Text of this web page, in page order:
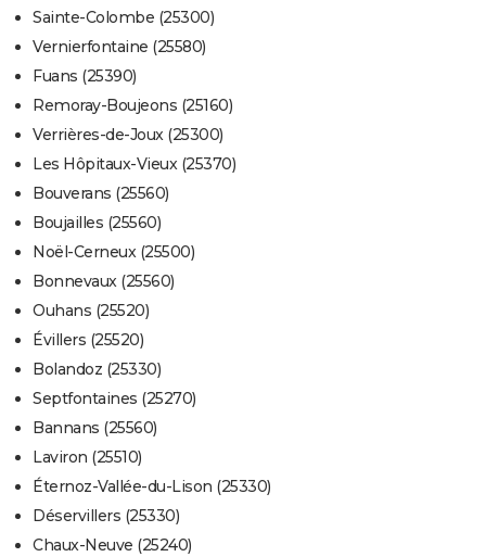
Sainte-Colombe (25300)
Vernierfontaine (25580)
Fuans (25390)
Remoray-Boujeons (25160)
Verrières-de-Joux (25300)
Les Hôpitaux-Vieux (25370)
Bouverans (25560)
Boujailles (25560)
Noël-Cerneux (25500)
Bonnevaux (25560)
Ouhans (25520)
Évillers (25520)
Bolandoz (25330)
Septfontaines (25270)
Bannans (25560)
Laviron (25510)
Éternoz-Vallée-du-Lison (25330)
Déservillers (25330)
Chaux-Neuve (25240)